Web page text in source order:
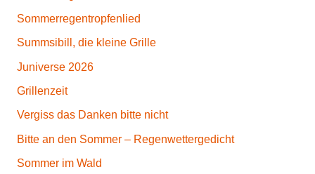
Sommerregentropfenlied
Summsibill, die kleine Grille
Juniverse 2026
Grillenzeit
Vergiss das Danken bitte nicht
Bitte an den Sommer – Regenwettergedicht
Sommer im Wald